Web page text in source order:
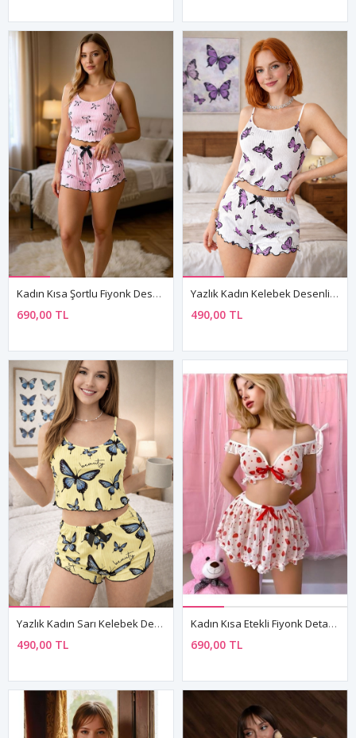
Kadın Kısa Şortlu Fiyonk Desenli Kolsuz Askılı Mini Pembe Pijama Takım
690,00 TL
Yazlık Kadın Kelebek Desenli Şortlu Pijama Takımı İnce Askılı Kolsuz Rahat Kumaş
490,00 TL
Yazlık Kadın Sarı Kelebek Desenli Şortlu Pijama Takımı İnce Askılı Kolsuz Rahat Kumaş
490,00 TL
Kadın Kısa Etekli Fiyonk Detaylı Transparan Çilekli Büstiyer Mini Gecelik Takım
690,00 TL